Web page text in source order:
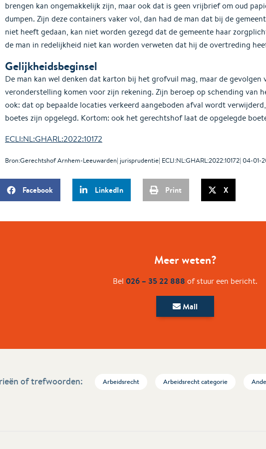
brengen kan ongemakkelijk zijn, maar ook dat is geen vrijbrief om oud
dumpen. Zijn deze containers vaker vol, dan had de man dat bij de
niet heeft gedaan, kan niet worden gezegd dat de gemeente haar
de man in redelijkheid niet kan worden verweten dat hij de overtreding
Gelijkheidsbeginsel
De man kan wel denken dat karton bij het grofvuil mag, maar de gevolgen
veronderstelling komen voor zijn rekening. Zijn beroep op schending van
ook: dat op bepaalde locaties verkeerd aangeboden afval wordt
boetes zijn opgelegd. Kortom: ook het gerechtshof laat de opgelegde
ECLI:NL:GHARL:2022:10172
Bron:Gerechtshof Arnhem-Leeuwarden| jurisprudentie| ECLI:NL:GHARL:2022:10172| 04-01-
Facebook LinkedIn Print X
Meer weten?
Bel 026 – 35 22 888 of stuur een bericht.
Mail
of trefwoorden: Arbeidsrecht Arbeidsrecht categorie